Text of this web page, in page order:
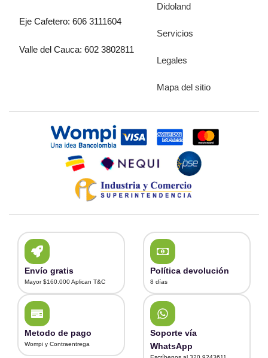
Eje Cafetero: 606 3111604
Valle del Cauca: 602 3802811
Didoland
Servicios
Legales
Mapa del sitio
Envío gratis
Mayor $160.000 Aplican T&C
Política devolución
8 días
Metodo de pago
Wompi y Contraentrega
Soporte vía
WhatsApp